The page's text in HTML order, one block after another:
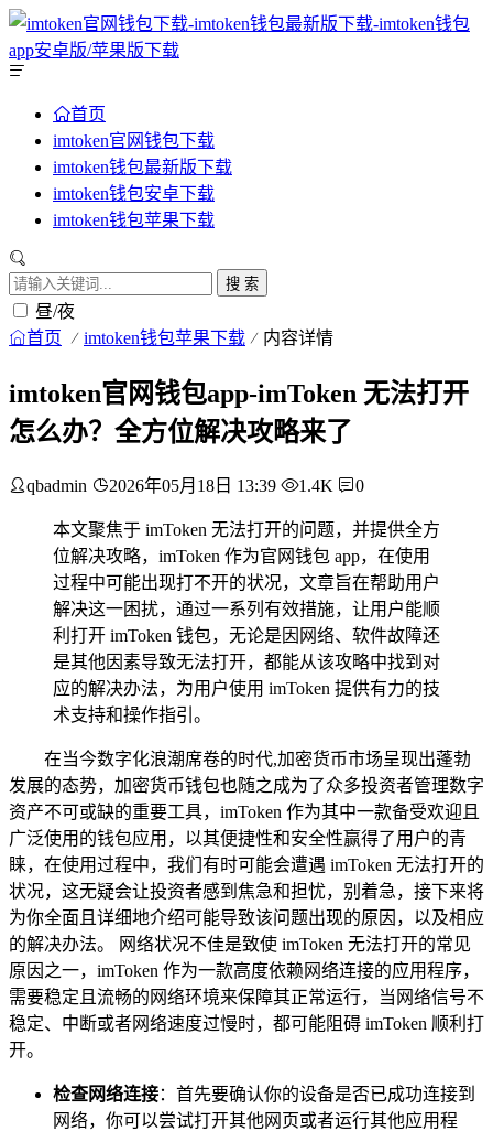
首页
imtoken官网钱包下载
imtoken钱包最新版下载
imtoken钱包安卓下载
imtoken钱包苹果下载
搜 索
昼/夜
首页 imtoken钱包苹果下载 内容详情
imtoken官网钱包app-imToken 无法打开
怎么办？全方位解决攻略来了
qbadmin 2026年05月18日 13:39 1.4K 0
本文聚焦于 imToken 无法打开的问题，并提供全方
位解决攻略，imToken 作为官网钱包 app，在使用
过程中可能出现打不开的状况，文章旨在帮助用户
解决这一困扰，通过一系列有效措施，让用户能顺
利打开 imToken 钱包，无论是因网络、软件故障还
是其他因素导致无法打开，都能从该攻略中找到对
应的解决办法，为用户使用 imToken 提供有力的技
术支持和操作指引。
在当今数字化浪潮席卷的时代,加密货币市场呈现出蓬勃
发展的态势，加密货币钱包也随之成为了众多投资者管理数字
资产不可或缺的重要工具，imToken 作为其中一款备受欢迎且
广泛使用的钱包应用，以其便捷性和安全性赢得了用户的青
睐，在使用过程中，我们有时可能会遭遇 imToken 无法打开的
状况，这无疑会让投资者感到焦急和担忧，别着急，接下来将
为你全面且详细地介绍可能导致该问题出现的原因，以及相应
的解决办法。 网络状况不佳是致使 imToken 无法打开的常见
原因之一，imToken 作为一款高度依赖网络连接的应用程序，
需要稳定且流畅的网络环境来保障其正常运行，当网络信号不
稳定、中断或者网络速度过慢时，都可能阻碍 imToken 顺利打
开。
检查网络连接：首先要确认你的设备是否已成功连接到
网络，你可以尝试打开其他网页或者运行其他应用程